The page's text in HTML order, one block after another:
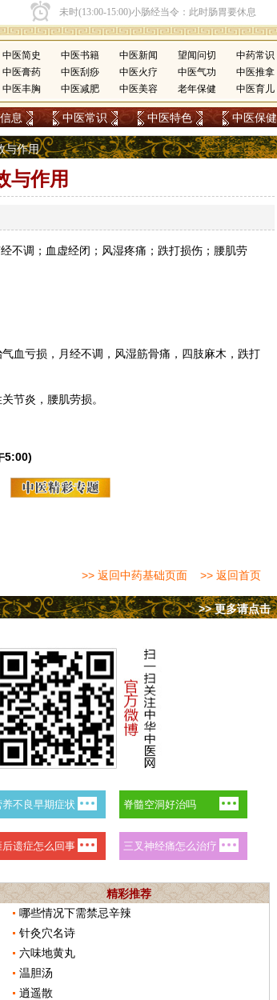
中医简史 中医书籍 中医新闻 望闻问切 中药常识
中医膏药 中医刮痧 中医火疗 中医气功 中医推拿
中医丰胸 中医减肥 中医美容 老年保健 中医育儿
息 中医常识 中医特色 中医保健
与作用
与作用
不调；血虚经闭；风湿疼痛；跌打损伤；腰肌劳
血亏损，月经不调，风湿筋骨痛，四肢麻木，跌打
节炎，腰肌劳损。
5:00)
>> 返回中药基础页面 >> 返回首页
>> 更多请点击
精彩推荐
哪些情况下需禁忌辛辣
针灸穴名诗
六味地黄丸
温胆汤
逍遥散